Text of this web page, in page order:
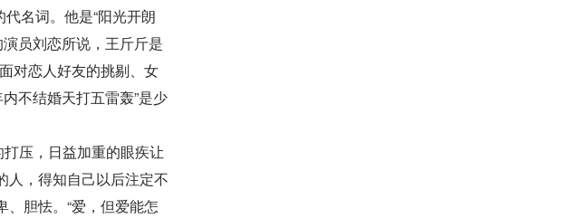
名词。他是“阳光开朗
员刘恋所说，王斤斤是
对恋人好友的挑剔、女
不结婚天打五雷轰”是少
压，日益加重的眼疾让
，得知自己以后注定不
胆怯。“爱，但爱能怎